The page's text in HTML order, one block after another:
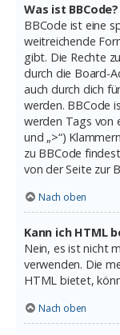
Was ist BBCode?
BBCode ist eine
weitreichende
gibt. Die Rechte
durch die Board-
auch durch dich
werden. BBCode
werden Tags von
und „>“)
zu BBCode
von der Seite zur
Nach oben
Kann ich HTML
Nein, es ist nicht
verwenden. Die
HTML bietet,
Nach oben